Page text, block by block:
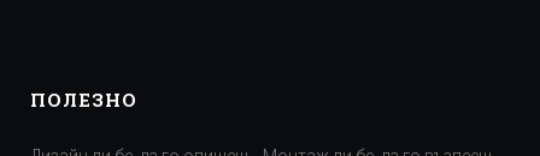
ПОЛЕЗНО